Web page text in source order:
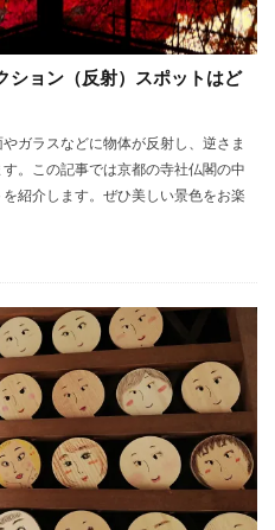
ション（反射）スポットはど
ガラスなどに物体が反射し、逆さま
。この記事では京都の寺社仏閣の中
紹介します。ぜひ美しい景色をお楽